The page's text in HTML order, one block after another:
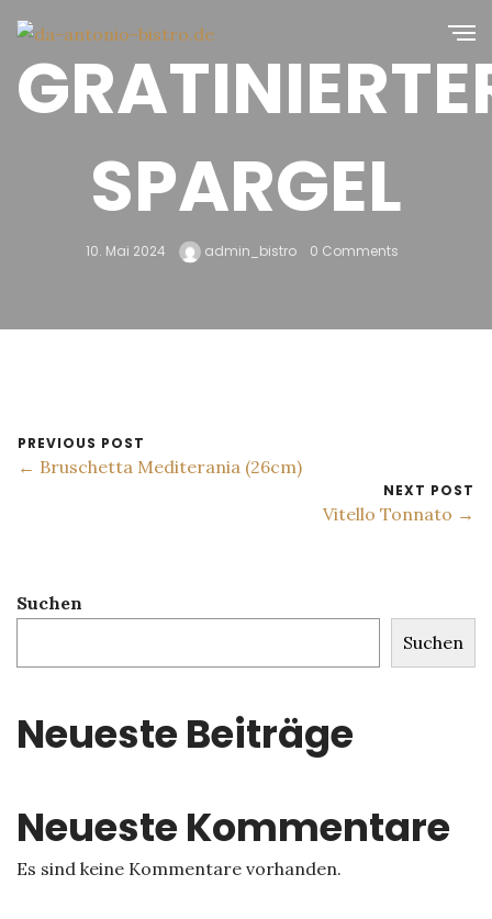
SPARGEL
10. Mai 2024 admin_bistro 0 Comments
PREVIOUS POST
← Bruschetta Mediterania (26cm)
NEXT POST
Vitello Tonnato →
Suchen
Suchen
Neueste Beiträge
Neueste Kommentare
Es sind keine Kommentare vorhanden.